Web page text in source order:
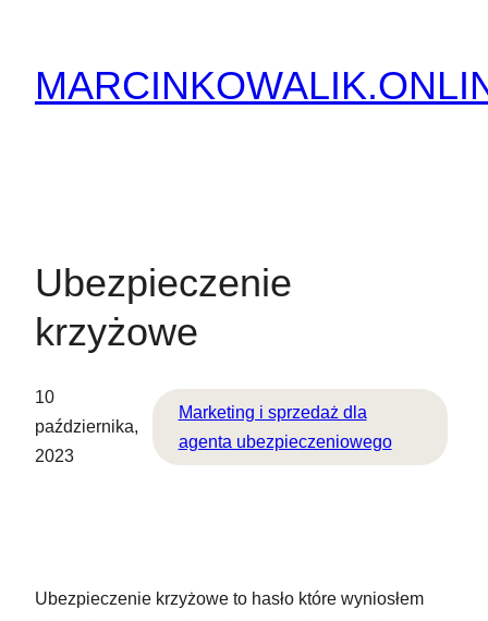
treści
Ubezpieczenie
krzyżowe
10
października,
2023
Marketing i sprzedaż dla
agenta ubezpieczeniowego
Ubezpieczenie krzyżowe to hasło które wyniosłem